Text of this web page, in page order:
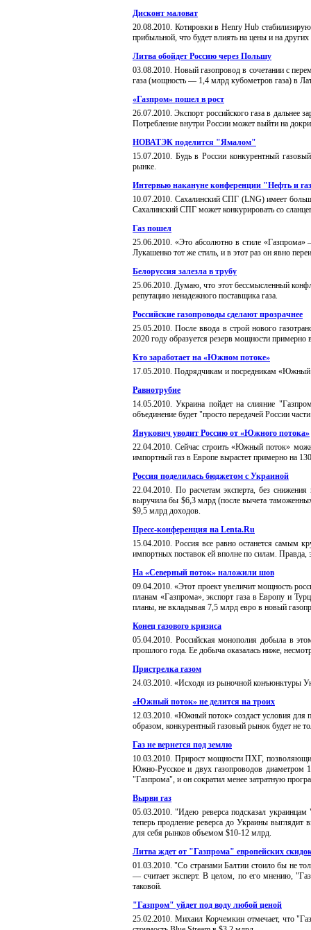
Дисконт маловат
20.08.2010. Котировки в Henry Hub
прибыльной, что будет влиять на цены и на
Литва обойдет Россию через Польшу
03.08.2010. Новый газопровод в сочетании с
газа (мощность — 1,4 млрд кубометров газа) в
«Газпром» пошел в рост
26.07.2010.Экспорт российского газа в дальнее
Потребление внутри России может выйти на
НОВАТЭК поделится "Ямалом"
15.07.2010. Будь в России конкурентный
рынке.
Интервью накануне конференции "Нефть и
10.07.2010. Сахалинский СПГ (LNG) имеет
Сахалинский СПГ может конкурировать со
Газ пошел
25.06.2010. «Это абсолютно в стиле
Лукашенко тот же стиль, и в этот раз он явно
Белоруссия залезла в трубу
25.06.2010.Думаю, что этот бессмысленный
репутацию ненадежного поставщика газа.
Российские газопроводы сделают прозрачнее
25.05.2010.После ввода в строй нового
2020 году образуется резерв мощности
Кто заработает на «Южном потоке»
17.05.2010. Подрядчикам и посредникам «Южный
Равнотрубие
14.05.2010.Украина пойдет на слияние
объединение будет "просто передачей России
Янукович уводит Россию от «Южного потока»
22.04.2010.Сейчас строить «Южный поток»
импортный газ в Европе вырастет примерно на
Россия поделилась бюджетом с Украиной
22.04.2010. По расчетам эксперта, без
выручила бы $6,3 млрд (после вычета
$9,5 млрд доходов.
Пресс-конференция на Lenta.Ru
15.04.2010. Россия все равно останется самым
импортных поставок ей вполне по силам.
На «Северный поток» наложили шов
09.04.2010.«Этот проект увеличит мощность
планам «Газпрома», экспорт газа в Европу и
планы, не вкладывая 7,5 млрд евро в новый
Конец газового кризиса
05.04.2010. Российская монополия добыла в
прошлого года. Ее добыча оказалась ниже,
Пристрелка газом
24.03.2010. «Исходя из рыночной конъюнктуры
«Южный поток» не делится на троих
12.03.2010. «Южный поток» создаст условия для
образом, конкурентный газовый рынок будет не
Газ не вернется под землю
10.03.2010. Прирост мощности ПХГ,
Южно-Русское и двух газопроводов диаметром
"Газпрома", и он сократил менее затратную
Вырви газ
05.03.2010."Идею реверса подсказал
теперь продление реверса до Украины
для себя рынков объемом $10-12 млрд.
Литва ждет от "Газпрома" европейских
01.03.2010."Со странами Балтии стоило бы не
— считает эксперт. В целом, по его мнению,
таковой.
"Газпром" уйдет под воду любой ценой
25.02.2010. Михаил Корчемкин отмечает, что